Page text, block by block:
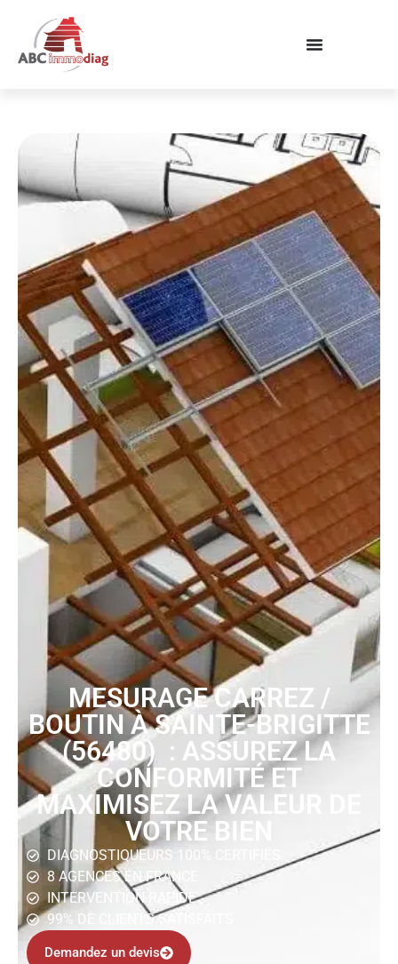
MESURAGE CARREZ /
BOUTIN À SAINTE-BRIGITTE
(56480) : ASSUREZ LA
CONFORMITÉ ET
MAXIMISEZ LA VALEUR DE
VOTRE BIEN
DIAGNOSTIQUEURS 100% CERTIFIÉS
8 AGENCES EN FRANCE
INTERVENTION RAPIDE
99% DE CLIENTS SATISFAITS
Demandez un devis